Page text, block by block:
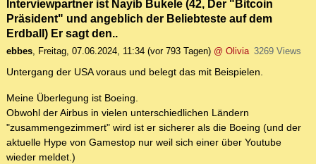
Interviewpartner ist Nayib Bukele (42, Der "Bitcoin
Präsident" und angeblich der Beliebteste auf dem
Erdball) Er sagt den..
ebbes, Freitag, 07.06.2024, 11:34 (vor 793 Tagen) @ Olivia 3269 Views
Untergang der USA voraus und belegt das mit Beispielen.
Meine Überlegung ist Boeing.
Obwohl der Airbus in vielen unterschiedlichen Ländern
"zusammengezimmert" wird ist er sicherer als die Boeing (und der
aktuelle Hype von Gamestop nur weil sich einer über Youtube
wieder meldet.)